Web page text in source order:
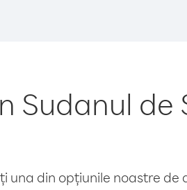
Sudanul de
din opțiunile noastre de